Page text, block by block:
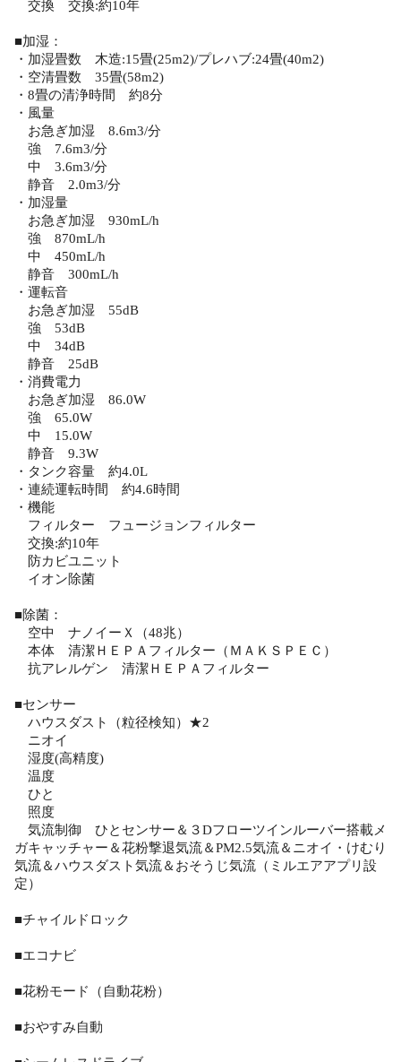
交換 交換:約10年
■加湿：
・加湿畳数 木造:15畳(25m2)/プレハブ:24畳(40m2)
・空清畳数 35畳(58m2)
・8畳の清浄時間 約8分
・風量
お急ぎ加湿 8.6m3/分
強 7.6m3/分
中 3.6m3/分
静音 2.0m3/分
・加湿量
お急ぎ加湿 930mL/h
強 870mL/h
中 450mL/h
静音 300mL/h
・運転音
お急ぎ加湿 55dB
強 53dB
中 34dB
静音 25dB
・消費電力
お急ぎ加湿 86.0W
強 65.0W
中 15.0W
静音 9.3W
・タンク容量 約4.0L
・連続運転時間 約4.6時間
・機能
フィルター フュージョンフィルター
交換:約10年
防カビユニット
イオン除菌
■除菌：
空中 ナノイーＸ（48兆）
本体 清潔ＨＥＰＡフィルター（ＭＡＫＳＰＥＣ）
抗アレルゲン 清潔ＨＥＰＡフィルター
■センサー
ハウスダスト（粒径検知）★2
ニオイ
湿度(高精度)
温度
ひと
照度
気流制御 ひとセンサー＆３Dフローツインルーバー搭載メ
ガキャッチャー＆花粉撃退気流＆PM2.5気流＆ニオイ・けむり
気流＆ハウスダスト気流＆おそうじ気流（ミルエアアプリ設
定）
■チャイルドロック
■エコナビ
■花粉モード（自動花粉）
■おやすみ自動